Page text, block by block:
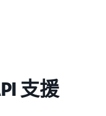
支援